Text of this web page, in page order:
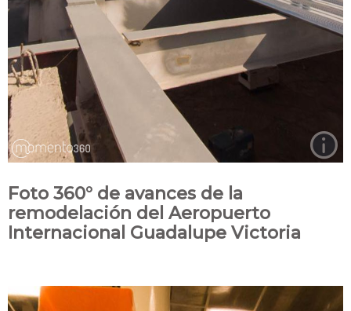
Foto 360° de avances de la
remodelación del Aeropuerto
Internacional Guadalupe Victoria